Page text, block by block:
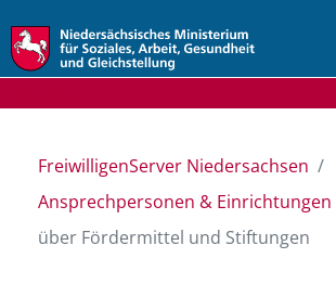
FreiwilligenServer Niedersachsen
Ansprechpersonen & Einrichtungen
über Fördermittel und Stiftungen